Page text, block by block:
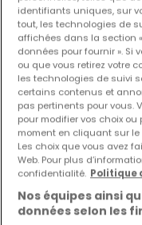
Biens
Vous n'avez
intéressent ?
pourraient
identifiants uniques, sur
tout, les technologies de
affichées dans la section
données pour fournir ».
ou que vous retirez votre
les technologies de suivi
certains contenus et
pas pertinents pour vous.
pour modifier vos choix
moment en cliquant sur le
Les choix que vous avez
Web. Pour plus
confidentialité. Politique
Nos équipes ainsi
données selon les